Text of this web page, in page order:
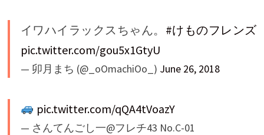
イワハイラックスちゃん。 #けものフレンズ
pic.twitter.com/gou5x1GtyU
— 卯月まち (@_oOmachiOo_) June 26, 2018
pic.twitter.com/qQA4tVoazY
— さんてんごし一@フレチ43 No.C-01